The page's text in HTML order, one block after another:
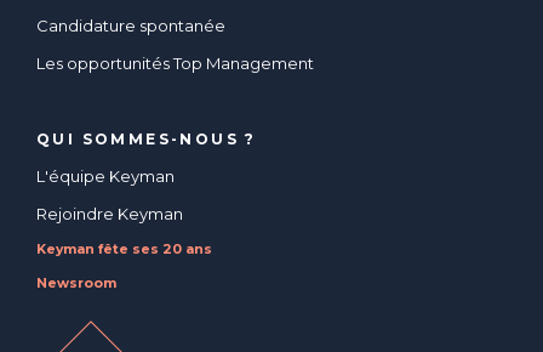
Candidature spontanée
Les opportunités Top Management
QUI SOMMES-NOUS ?
L'équipe Keyman
Rejoindre Keyman
Keyman fête ses 20 ans
Newsroom